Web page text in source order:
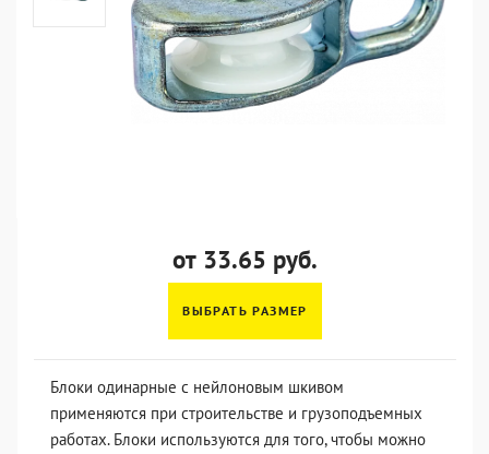
от 33.65 руб.
ВЫБРАТЬ РАЗМЕР
Блоки одинарные с нейлоновым шкивом
применяются при строительстве и грузоподъемных
работах. Блоки используются для того, чтобы можно